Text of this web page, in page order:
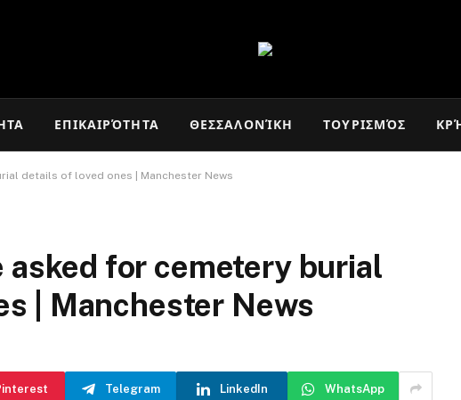
ΕΠΙΚΑΙΡΌΤΗΤΑ ΘΕΣΣΑΛΟΝΊΚΗ ΤΟΥΡΙΣΜΌΣ
details of loved ones | Manchester News
for cemetery burial
| Manchester News
Telegram LinkedIn WhatsApp